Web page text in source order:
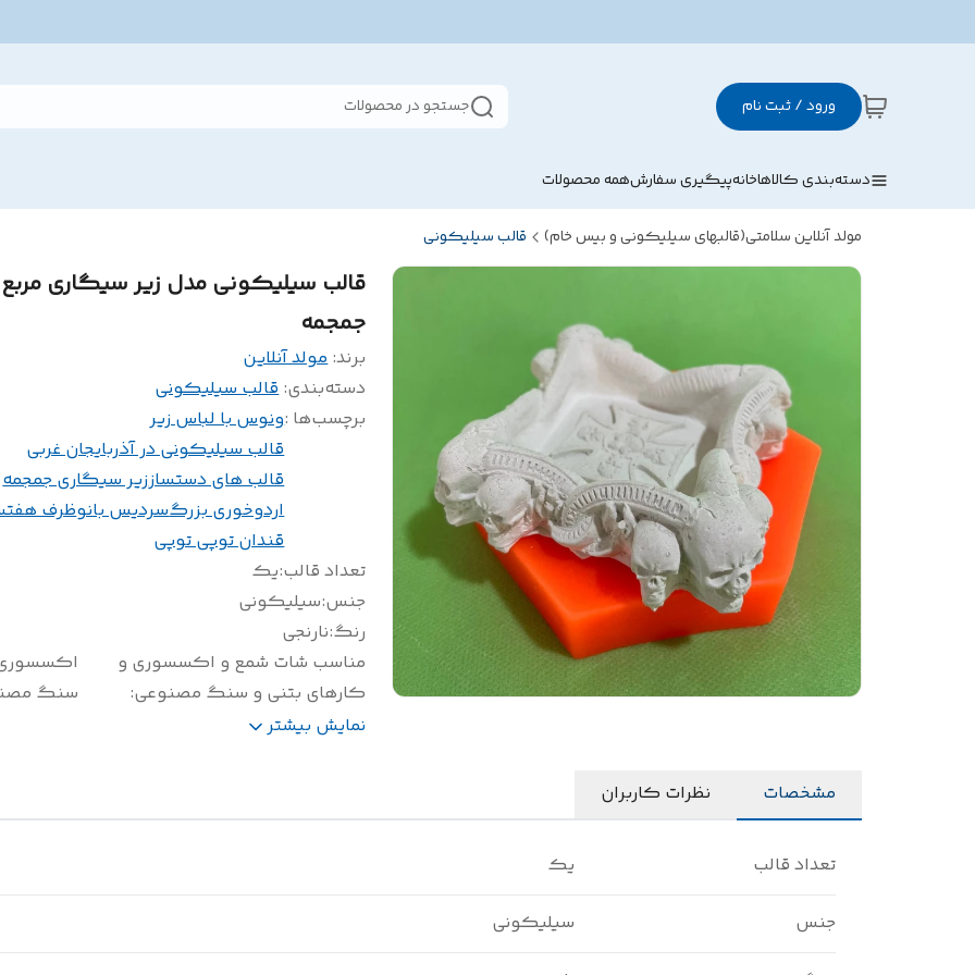
ورود / ثبت نام جستجو در محصولات
دسته‌بندی کالاهاخانهپیگیری سفارشهمه محصولات
مولد آنلاین سلامتی(قالبهای سیلیکونی و بیس خام) قالب سیلیکونی
قالب سیلیکونی مدل زیر سیگاری
جمجمه
برند:مولد آنلاین
دسته‌بندی:قالب سیلیکونی
برچسب‌ها :ونوس با لباس زیر
قالب سیلیکونی در آذربایجان غربی
قالب های دستساززیر سیگاری جمجمه
اردوخوری بزرگسردیس بانوظرف
قندان توپی توپی
تعداد قالب:یک
جنس:سیلیکونی
رنگ:نارنجی
مناسب شات شمع و اکسسوری و
کارهای بتنی و سنگ مصنوعی:
سنگ
سایز(سانتی متر)
نمایش بیشتر
مشخصات نظرات کاربران
تعداد قالب یک
جنس سیلیکونی